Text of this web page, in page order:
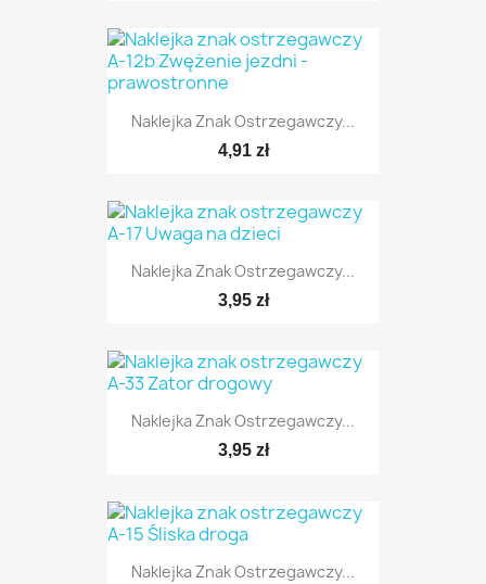
Naklejka Znak Ostrzegawczy...
4,91 zł
TYLKO ONLINE
Naklejka Znak Ostrzegawczy...
3,95 zł
TYLKO ONLINE
Naklejka Znak Ostrzegawczy...
3,95 zł
Naklejka Znak Ostrzegawczy...